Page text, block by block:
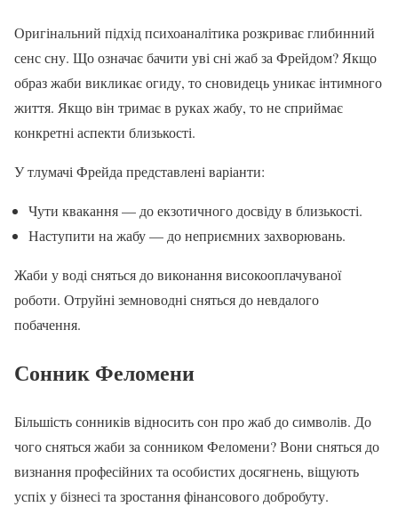
Оригінальний підхід психоаналітика розкриває глибинний
сенс сну. Що означає бачити уві сні жаб за Фрейдом? Якщо
образ жаби викликає огиду, то сновидець уникає інтимного
життя. Якщо він тримає в руках жабу, то не сприймає
конкретні аспекти близькості.
У тлумачі Фрейда представлені варіанти:
Чути квакання — до екзотичного досвіду в близькості.
Наступити на жабу — до неприємних захворювань.
Жаби у воді сняться до виконання високооплачуваної
роботи. Отруйні земноводні сняться до невдалого
побачення.
Сонник Феломени
Більшість сонників відносить сон про жаб до символів. До
чого сняться жаби за сонником Феломени? Вони сняться до
визнання професійних та особистих досягнень, віщують
успіх у бізнесі та зростання фінансового добробуту.